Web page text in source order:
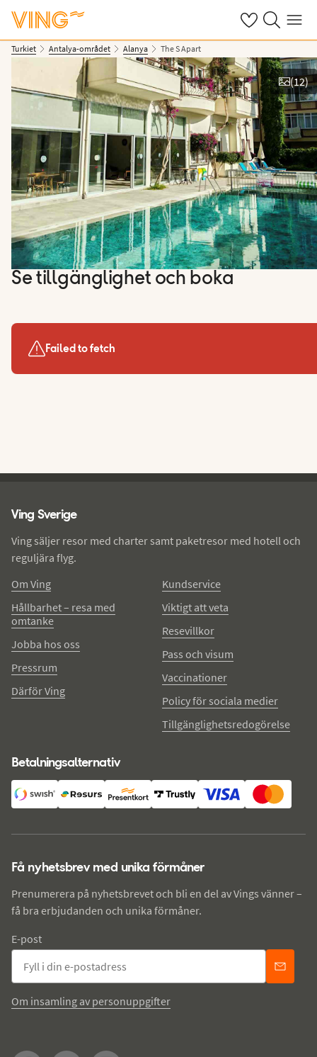
Se dinaSök på ving.se
Meny
Turkiet Antalya-området Alanya The S Apart
Se bilder
(12)
Se tillgänglighet och boka
Failed to fetch
Ving Sverige
Ving säljer resor med charter samt paketresor med hotell och
reguljära flyg.
Om Ving
Hållbarhet – resa med
omtanke
Jobba hos oss
Pressrum
Därför Ving
Kundservice
Viktigt att veta
Resevillkor
Pass och visum
Vaccinationer
Policy för sociala medier
Tillgänglighetsredogörelse
Betalningsalternativ
Få nyhetsbrev med unika förmåner
Prenumerera på nyhetsbrevet och bli en del av Vings vänner –
få bra erbjudanden och unika förmåner.
E-post
Om insamling av personuppgifter